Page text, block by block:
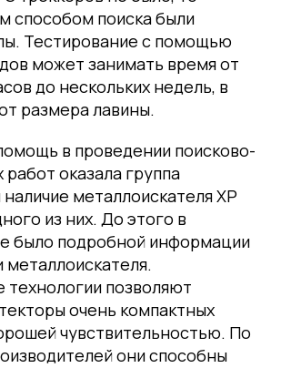
способом поиска были
Тестирование с помощью
может занимать время от
до нескольких недель, в
размера лавины.
в проведении поисково-
оказала группа
металлоискателя XP
из них. До этого в
было подробной информации
позволяют
очень компактных
чувствительностью. По
они способны